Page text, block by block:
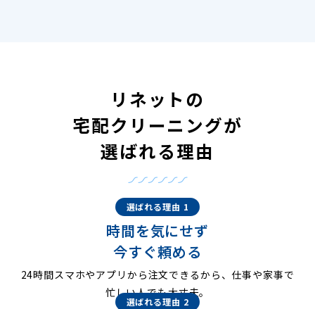
リネットの
宅配クリーニングが
選ばれる理由
選ばれる理由 1
時間を気にせず
今すぐ頼める
24時間スマホやアプリから注文できるから、仕事や家事で
忙しい人でも大丈夫。
選ばれる理由 2